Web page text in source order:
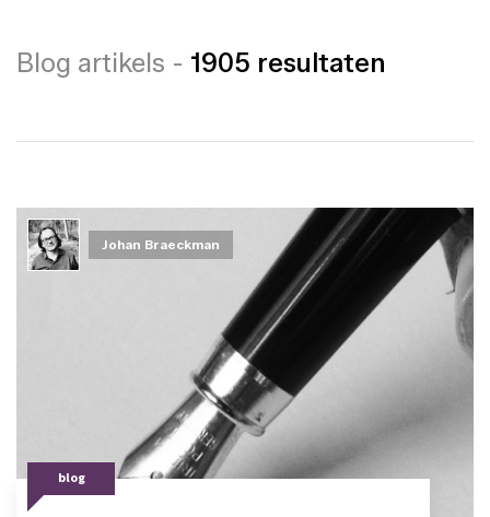
Blog artikels - 1905 resultaten
blog
Johan Braeckman